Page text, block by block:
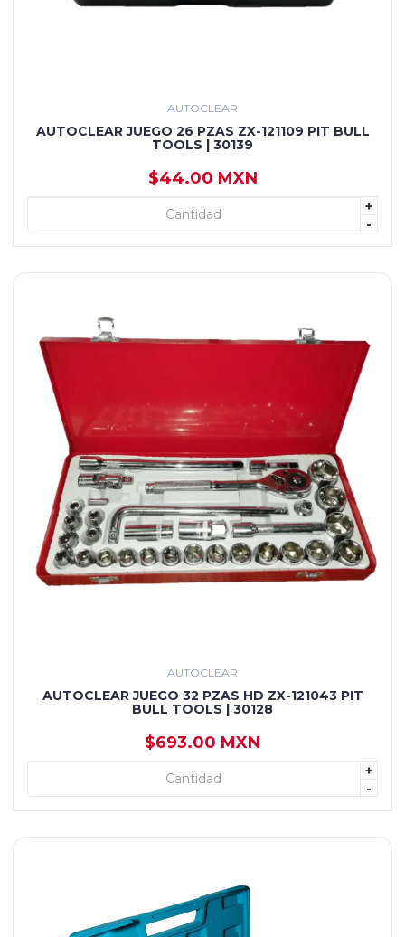
AUTOCLEAR
AUTOCLEAR JUEGO 26 PZAS ZX-121109 PIT BULL
TOOLS | 30139
$44.00 MXN
+
-
+ AGREGAR
AUTOCLEAR
AUTOCLEAR JUEGO 32 PZAS HD ZX-121043 PIT
BULL TOOLS | 30128
$693.00 MXN
+
-
+ AGREGAR